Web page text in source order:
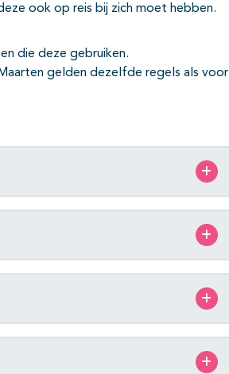
ook op reis bij zich moet hebben.
die deze gebruiken.
gelden dezelfde regels als voor